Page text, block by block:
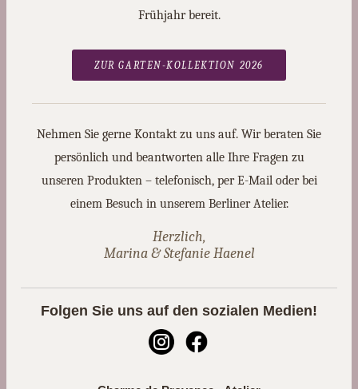
Frühjahr bereit.
ZUR GARTEN-KOLLEKTION 2026
Nehmen Sie gerne Kontakt zu uns auf. Wir beraten Sie
persönlich und beantworten alle Ihre Fragen zu
unseren Produkten – telefonisch, per E-Mail oder bei
einem Besuch in unserem Berliner Atelier.
Herzlich,
Marina & Stefanie Haenel
Folgen Sie uns auf den sozialen Medien!